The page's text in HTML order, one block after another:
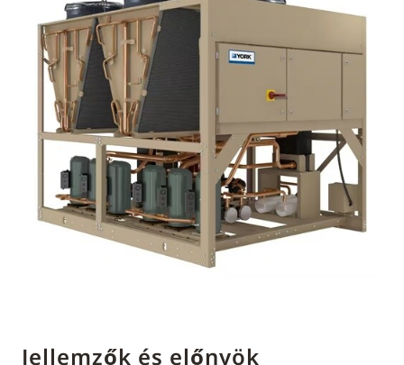
Jellemzők és előnyök